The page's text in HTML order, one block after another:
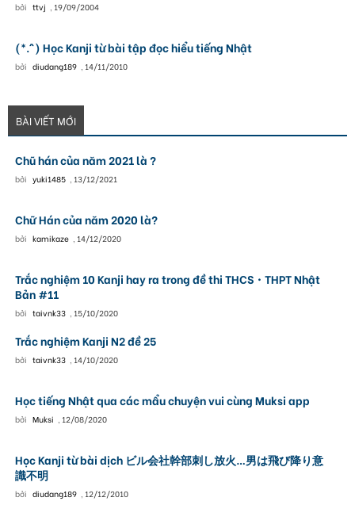
bởi ttvj , 19/09/2004
(*.^) Học Kanji từ bài tập đọc hiểu tiếng Nhật
bởi diudang189 , 14/11/2010
BÀI VIẾT MỚI
Chũ hán của năm 2021 là ?
bởi yuki1485 , 13/12/2021
Chữ Hán của năm 2020 là?
bởi kamikaze , 14/12/2020
Trắc nghiệm 10 Kanji hay ra trong đề thi THCS・THPT Nhật
Bản #11
bởi taivnk33 , 15/10/2020
Trắc nghiệm Kanji N2 đề 25
bởi taivnk33 , 14/10/2020
Học tiếng Nhật qua các mẩu chuyện vui cùng Muksi app
bởi Muksi , 12/08/2020
Học Kanji từ bài dịch ビル会社幹部刺し放火…男は飛び降り意
識不明
bởi diudang189 , 12/12/2010